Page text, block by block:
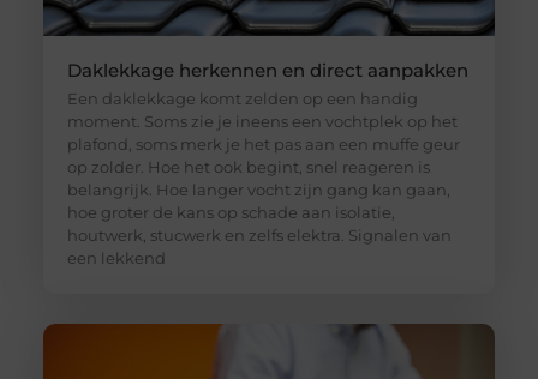
Daklekkage herkennen en direct aanpakken
Een daklekkage komt zelden op een handig
moment. Soms zie je ineens een vochtplek op het
plafond, soms merk je het pas aan een muffe geur
op zolder. Hoe het ook begint, snel reageren is
belangrijk. Hoe langer vocht zijn gang kan gaan,
hoe groter de kans op schade aan isolatie,
houtwerk, stucwerk en zelfs elektra. Signalen van
een lekkend